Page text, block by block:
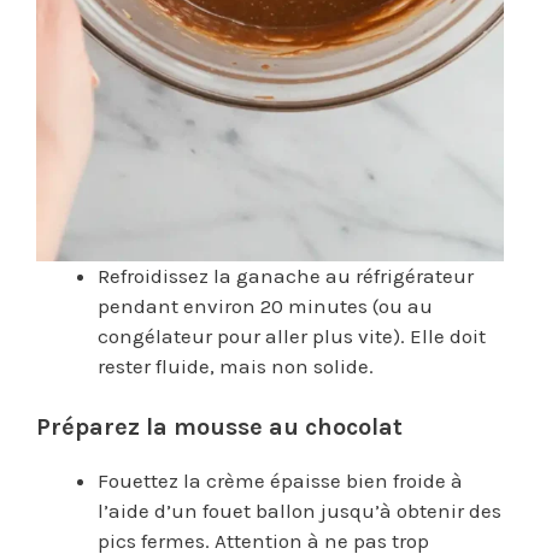
Refroidissez la ganache au réfrigérateur
pendant environ 20 minutes (ou au
congélateur pour aller plus vite). Elle doit
rester fluide, mais non solide.
Préparez la mousse au chocolat
Fouettez la crème épaisse bien froide à
l’aide d’un fouet ballon jusqu’à obtenir des
pics fermes. Attention à ne pas trop